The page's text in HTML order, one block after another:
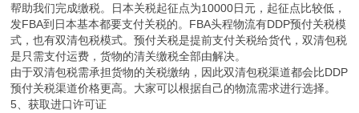
帮助我们完成缴税。日本关税起征点为10000日元，起征点比较低，
发FBA到日本基本都要支付关税的。FBA头程物流有DDP预付关税模
式，也有双清包税模式。预付关税是提前支付关税给货代，双清包税
是只需支付运费，货物的清关缴税全部由解决。
由于双清包税需承担货物的关税缴纳，因此双清包税渠道都会比DDP
预付关税渠道价格更高。大家可以根据自己的物流需求进行选择。
5、获取进口许可证